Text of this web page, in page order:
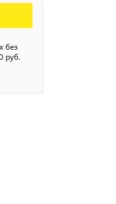
без
руб.